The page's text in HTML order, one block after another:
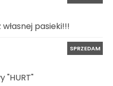
pasieki!!!
SPRZEDAM
"HURT"